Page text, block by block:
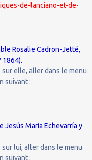
de-lanciano-et-de-
Rosalie Cadron-Jetté,
1864).
elle, aller dans le menu
suivant :
Jesús María Echevarría y
lui, aller dans le menu
suivant :